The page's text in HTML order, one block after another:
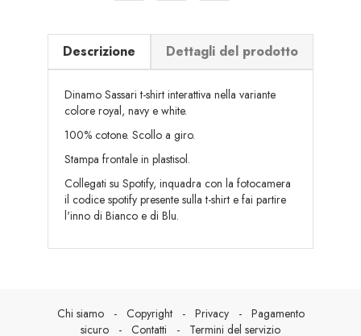
Descrizione Dettagli del prodotto
Dinamo Sassari t-shirt interattiva nella variante
colore royal, navy e white.
100% cotone. Scollo a giro.
Stampa frontale in plastisol.
Collegati su Spotify, inquadra con la fotocamera
il codice spotify presente sulla t-shirt e fai partire
l'inno di Bianco e di Blu.
Chi siamo- Copyright- Privacy- Pagamento
sicuro - Contatti - Termini del servizio